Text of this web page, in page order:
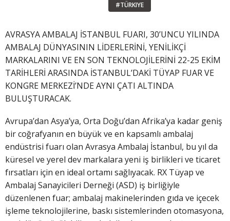
#TÜRKIYE
AVRASYA AMBALAJ İSTANBUL FUARI, 30’UNCU YILINDA
AMBALAJ DÜNYASININ LİDERLERİNİ, YENİLİKÇİ
MARKALARINI VE EN SON TEKNOLOJİLERİNİ 22-25 EKİM
TARİHLERİ ARASINDA İSTANBUL’DAKİ TÜYAP FUAR VE
KONGRE MERKEZİ’NDE AYNI ÇATI ALTINDA
BULUŞTURACAK.
Avrupa’dan Asya’ya, Orta Doğu’dan Afrika’ya kadar geniş
bir coğrafyanın en büyük ve en kapsamlı ambalaj
endüstrisi fuarı olan Avrasya Ambalaj İstanbul, bu yıl da
küresel ve yerel dev markalara yeni iş birlikleri ve ticaret
fırsatları için en ideal ortamı sağlıyacak. RX Tüyap ve
Ambalaj Sanayicileri Derneği (ASD) iş birliğiyle
düzenlenen fuar; ambalaj makinelerinden gıda ve içecek
işleme teknolojilerine, baskı sistemlerinden otomasyona,